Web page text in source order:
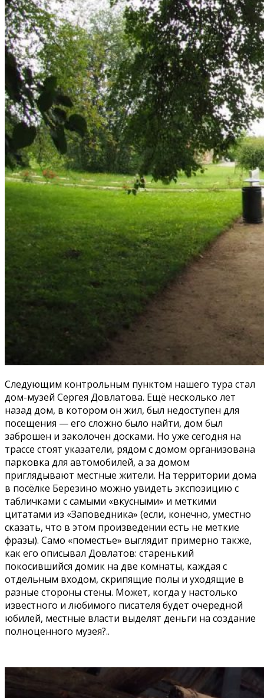
Следующим контрольным пунктом нашего тура стал
дом-музей Сергея Довлатова. Ещё несколько лет
назад дом, в котором он жил, был недоступен для
посещения — его сложно было найти, дом был
заброшен и заколочен досками. Но уже сегодня на
трассе стоят указатели, рядом с домом организована
парковка для автомобилей, а за домом
приглядывают местные жители. На территории дома
в посёлке Березино можно увидеть экспозицию с
табличками с самыми «вкусными» и меткими
цитатами из «Заповедника» (если, конечно, уместно
сказать, что в этом произведении есть не меткие
фразы). Само «поместье» выглядит примерно также,
как его описывал Довлатов: старенький
покосившийся домик на две комнаты, каждая с
отдельным входом, скрипящие полы и уходящие в
разные стороны стены. Может, когда у настолько
известного и любимого писателя будет очередной
юбилей, местные власти выделят деньги на создание
полноценного музея?..